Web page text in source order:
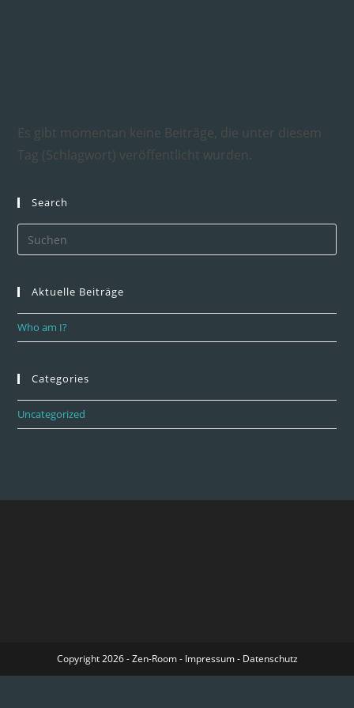
Es gibt momentan keine Beiträge, die unter diesem
Tag (Schlagwort) veröffentlicht wurden.
Search
Aktuelle Beiträge
Who am I?
Categories
Uncategorized
Copyright 2026 - Zen-Room - Impressum- Datenschutz